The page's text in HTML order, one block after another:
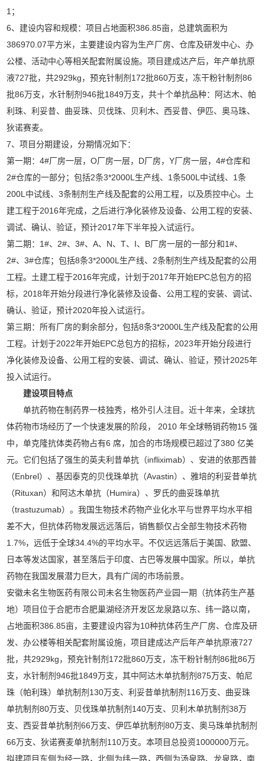
1；
6、建设内容和规模：项目占地面积386.85亩，总建筑面积为
386970.07平方米，主要建设内容为生产厂房、仓库及研发中心、办
公楼、活动中心等相关配套附属设施。项目建成达产后，年产单抗原
液727批，共2929kg，预充针制剂172批860万支，冻干粉针制剂86
批86万支，水针制剂946批1849万支，共十个单抗品种：阿达木、帕
利珠、利妥昔、曲妥珠、贝伐珠、贝利木、西妥昔、伊匹、奥马珠、
狄诺赛麦。
7、项目分期建设，分期情况如下：
第一期：4#厂房一层，O厂房一层，D厂房，Y厂房一层，4#仓库和
2#仓库的一部分；包括2条3*2000L生产线、1条500L中试线、1条
200L中试线、3条制剂生产线及配套的公用工程，以及质控中心。土
建工程于2016年完成，之后进行净化装修及设备、公用工程的安装、
调试、确认、验证，预计2017年下半年投入试运行。
第二期：1#、2#、3#、A、N、T、I、B厂房一层的一部分和1#、
2#、3#仓库；包括8条3*2000L生产线、2条制剂生产线及配套的公用
工程。土建工程于2016年完成，计划于2017年开始EPC总包方的招
标，2018年开始分段进行净化装修及设备、公用工程的安装、调试、
确认、验证，预计2020年投入试运行。
第三期：所有厂房的剩余部分，包括8条3*2000L生产线及配套的公用
工程。计划于2022年开始EPC总包方的招标，2023年开始分段进行
净化装修及设备、公用工程的安装、调试、确认、验证，预计2025年
投入试运行。
建设项目特点
单抗药物在制药界一枝独秀，格外引人注目。近十年来，全球抗
体药物市场经历了一个快速发展的阶段， 2010 年全球畅销药物15 强
中，单克隆抗体类药物占有6 席，加合的市场规模已超过了380 亿美
元。它们包括了强生的英夫利昔单抗（infliximab）、安进的依那西普
（Enbrel）、基因泰克的贝伐珠单抗（Avastin）、雅培的利妥昔单抗
（Rituxan）和阿达木单抗（Humira）、罗氏的曲妥珠单抗
（trastuzumab）。我国生物技术药物产业化水平与世界平均水平相
差不大，但抗体药物发展远远落后，销售额仅占全部生物技术药物
1.7%，远低于全球34.4%的平均水平。不仅远远落后于美国、欧盟、
日本等发达国家，甚至落后于印度、古巴等发展中国家。所以，单抗
药物在我国发展潜力巨大，具有广阔的市场前景。
安徽未名生物医药有限公司未名生物医药产业园一期（抗体药生产基
地）项目位于合肥市合肥巢湖经济开发区龙泉路以东、纬一路以南，
占地面积386.85亩，主要建设内容为10种抗体药生产厂房、仓库及研
发、办公楼等相关配套附属设施，项目建成达产后年产单抗原液727
批，共2929kg，预充针制剂172批860万支，冻干粉针制剂86批86万
支，水针制剂946批1849万支，其中阿达木单抗制剂875万支、帕尼
珠（帕利珠）单抗制剂130万支、利妥昔单抗制剂116万支、曲妥珠
单抗制剂80万支、贝伐珠单抗制剂140万支、贝利木单抗制剂38万
支、西妥昔单抗制剂66万支、伊匹单抗制剂80万支、奥马珠单抗制剂
66万支、狄诺赛麦单抗制剂110万支。本项目总投资1000000万元。
拟建项目东侧为经一路，北侧为纬一路，西侧为汤泉路、龙泉路，南